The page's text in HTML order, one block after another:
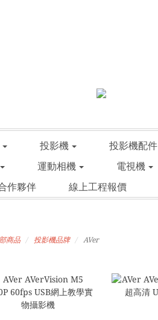
投影機 投影機配件
運動相機 電視機
作夥伴 線上工程報價
商品 投影機品牌 AVer